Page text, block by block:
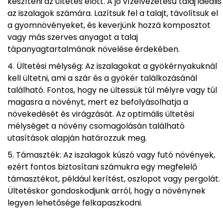
az iszalagok számára. Lazítsuk fel a talajt, távolítsuk el
a gyomnövényeket, és keverjünk hozzá komposztot
vagy más szerves anyagot a talaj
tápanyagtartalmának növelése érdekében.
Ültetési mélység: Az iszalagokat a gyökérnyakuknál
kell ültetni, ami a szár és a gyökér találkozásánál
található. Fontos, hogy ne ültessük túl mélyre vagy túl
magasra a növényt, mert ez befolyásolhatja a
növekedését és virágzását. Az optimális ültetési
mélységet a növény csomagolásán található
utasítások alapján határozzuk meg.
Támaszték: Az iszalagok kúszó vagy futó növények,
ezért fontos biztosítani számukra egy megfelelő
támasztékot, például kerítést, oszlopot vagy pergolát.
Ültetéskor gondoskodjunk arról, hogy a növénynek
legyen lehetősége felkapaszkodni.